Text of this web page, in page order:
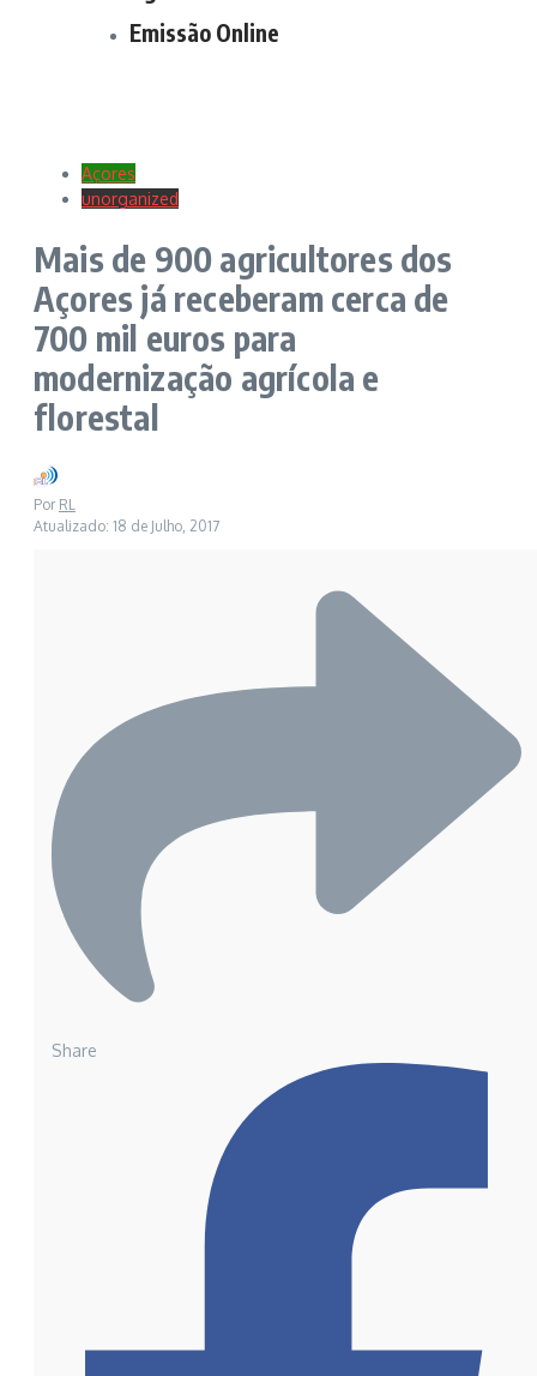
Emissão Online
Açores
unorganized
Mais de 900 agricultores dos
Açores já receberam cerca de
700 mil euros para
modernização agrícola e
florestal
Por RL
Atualizado: 18 de Julho, 2017
Share